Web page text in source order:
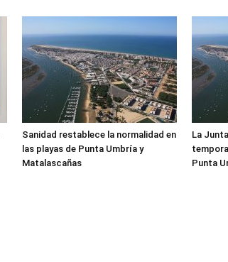
Sanidad restablece la normalidad en
las playas de Punta Umbría y
Matalascañas
La
Punta